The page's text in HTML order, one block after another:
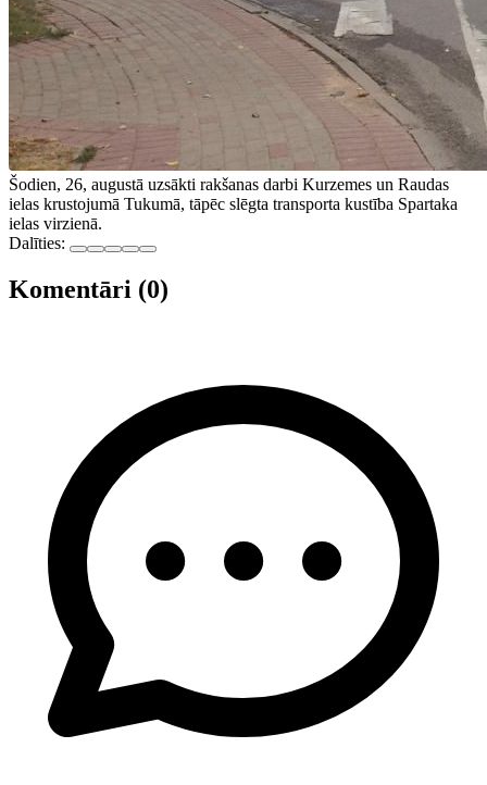
Šodien, 26, augustā uzsākti rakšanas darbi Kurzemes un Raudas
ielas krustojumā Tukumā, tāpēc slēgta transporta kustība Spartaka
ielas virzienā.
Dalīties:
Komentāri (0)